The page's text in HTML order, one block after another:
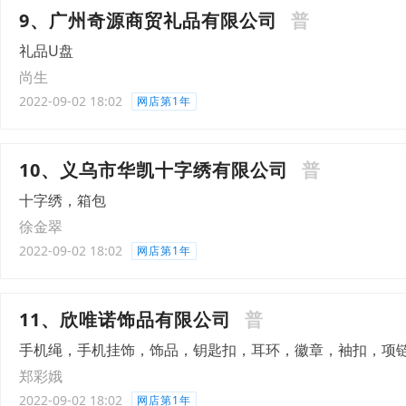
9、广州奇源商贸礼品有限公司 普
礼品U盘
尚生
2022-09-02 18:02 网店第1年
10、义乌市华凯十字绣有限公司 普
十字绣，箱包
徐金翠
2022-09-02 18:02 网店第1年
11、欣唯诺饰品有限公司 普
手机绳，手机挂饰，饰品，钥匙扣，耳环，徽章，袖扣，项
郑彩娥
2022-09-02 18:02 网店第1年